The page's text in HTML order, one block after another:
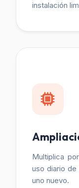
instalación
Multiplica
uso diario
uno nuevo.